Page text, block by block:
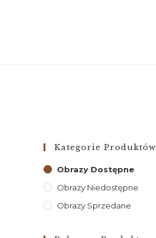
Kategorie Produktów
Obrazy Dostępne
Obrazy Niedostępne
Obrazy Sprzedane